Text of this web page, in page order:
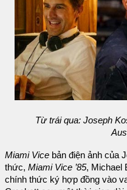
Từ trái qua: Joseph
Miami Vice bản điện ảnh của
thức, Miami Vice ’85, Michael
chính thức ký hợp đồng vào